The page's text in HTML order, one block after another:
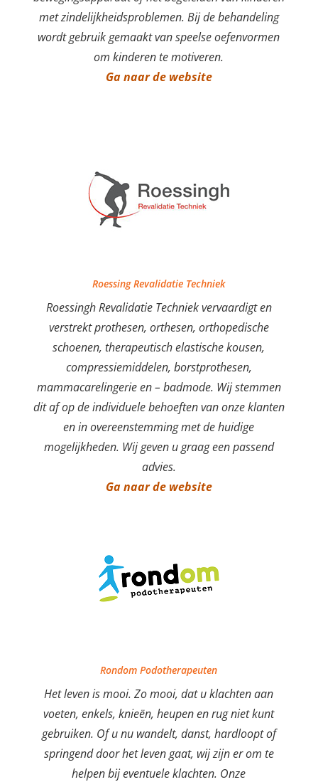
met zindelijkheidsproblemen. Bij de behandeling
wordt gebruik gemaakt van speelse oefenvormen
om kinderen te motiveren.
Ga naar de website
Roessing Revalidatie Techniek
Roessingh Revalidatie Techniek vervaardigt en
verstrekt prothesen, orthesen, orthopedische
schoenen, therapeutisch elastische kousen,
compressiemiddelen, borstprothesen,
mammacarelingerie en – badmode. Wij stemmen
dit af op de individuele behoeften van onze klanten
en in overeenstemming met de huidige
mogelijkheden. Wij geven u graag een passend
advies.
Ga naar de website
Rondom Podotherapeuten
Het leven is mooi. Zo mooi, dat u klachten aan
voeten, enkels, knieën, heupen en rug niet kunt
gebruiken. Of u nu wandelt, danst, hardloopt of
springend door het leven gaat, wij zijn er om te
helpen bij eventuele klachten. Onze